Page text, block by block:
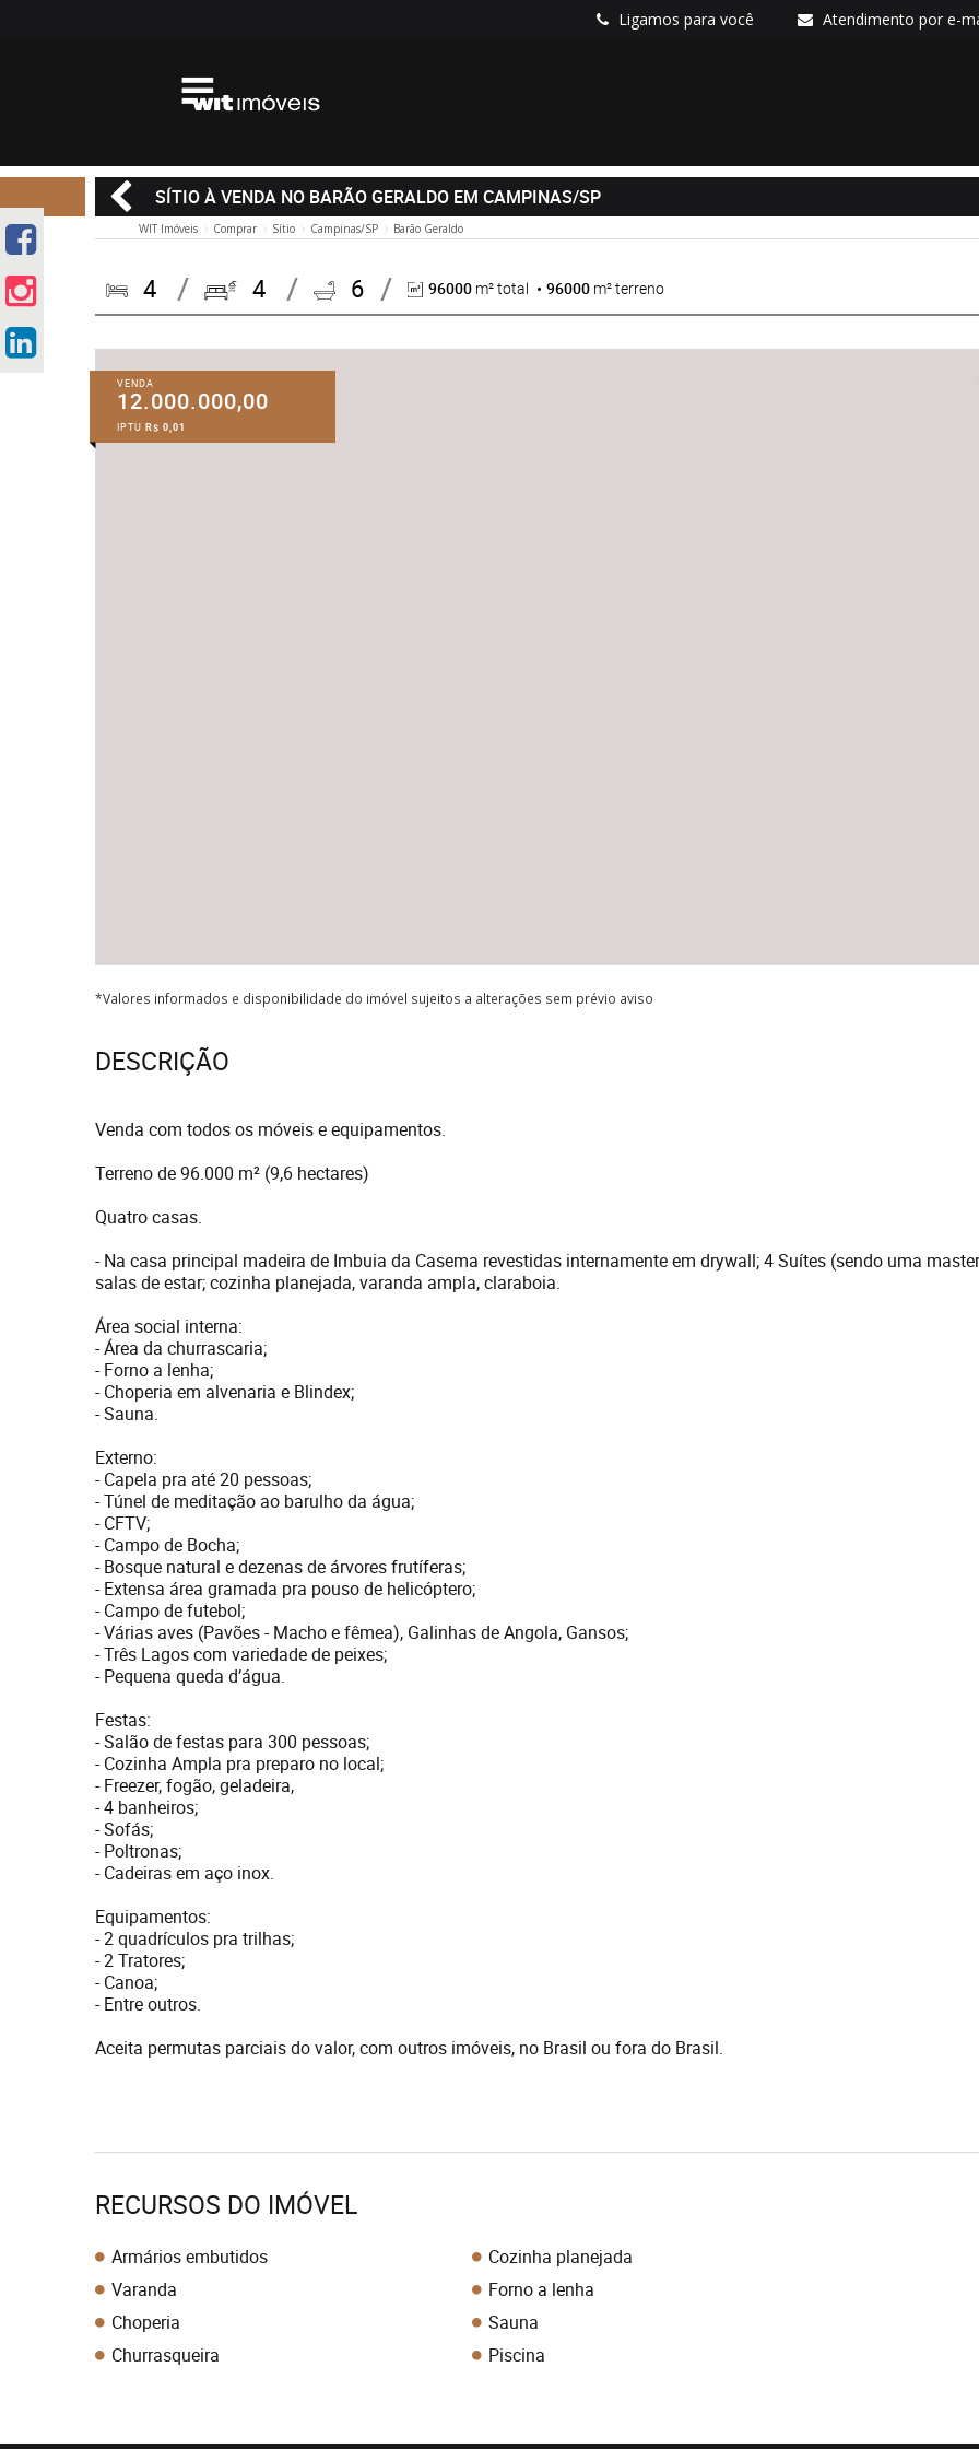
Ligamos para você Atendimento por e-
SÍTIO À VENDA NO BARÃO GERALDO EM CAMPINAS/SP
WIT Imóveis Comprar Sítio Campinas/SP Barão Geraldo
4 4 6 96000 m² total 96000 m² terreno
VENDA
12.000.000,00
IPTU R$ 0,01
*Valores informados e disponibilidade do imóvel sujeitos a alterações sem prévio aviso
DESCRIÇÃO
Venda com todos os móveis e equipamentos.
Terreno de 96.000 m² (9,6 hectares)
Quatro casas.
- Na casa principal madeira de Imbuia da Casema revestidas internamente em drywall; 4 Suítes (sendo uma
salas de estar; cozinha planejada, varanda ampla, claraboia.
Área social interna:
- Área da churrascaria;
- Forno a lenha;
- Choperia em alvenaria e Blindex;
- Sauna.
Externo:
- Capela pra até 20 pessoas;
- Túnel de meditação ao barulho da água;
- CFTV;
- Campo de Bocha;
- Bosque natural e dezenas de árvores frutíferas;
- Extensa área gramada pra pouso de helicóptero;
- Campo de futebol;
- Várias aves (Pavões - Macho e fêmea), Galinhas de Angola, Gansos;
- Três Lagos com variedade de peixes;
- Pequena queda d’água.
Festas:
- Salão de festas para 300 pessoas;
- Cozinha Ampla pra preparo no local;
- Freezer, fogão, geladeira,
- 4 banheiros;
- Sofás;
- Poltronas;
- Cadeiras em aço inox.
Equipamentos:
- 2 quadrículos pra trilhas;
- 2 Tratores;
- Canoa;
- Entre outros.
Aceita permutas parciais do valor, com outros imóveis, no Brasil ou fora do Brasil.
RECURSOS DO IMÓVEL
Armários embutidos
Cozinha planejada
Varanda
Forno a lenha
Choperia
Sauna
Churrasqueira
Piscina